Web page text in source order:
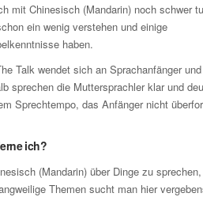
mit Chinesisch (Mandarin) noch schwer
ein wenig verstehen und einige
haben.
Talk wendet sich an Sprachanfänger und
sprechen die Muttersprachler klar und
Sprechtempo, das Anfänger nicht
ich?
(Mandarin) über Dinge zu
Themen sucht man hier